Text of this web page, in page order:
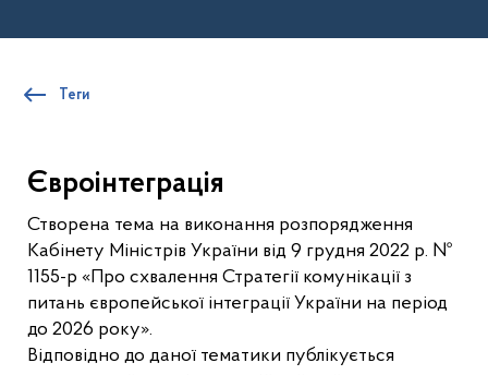
Теги
Євроінтеграція
Створена тема на виконання розпорядження
Кабінету Міністрів України від 9 грудня 2022 р. №
1155-р «Про схвалення Стратегії комунікації з
питань європейської інтеграції України на період
до 2026 року».
Відповідно до даної тематики публікується